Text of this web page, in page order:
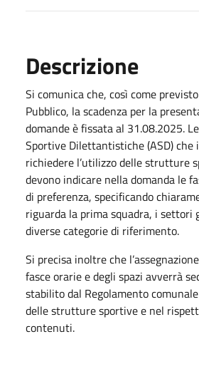
Descrizione
Si comunica che, così come
Pubblico, la scadenza per la
domande è fissata al 31.08.2025.
Sportive Dilettantistiche (ASD) che
richiedere l’utilizzo delle strutture
devono indicare nella domanda le
di preferenza, specificando
riguarda la prima squadra, i settori
diverse categorie di riferimento.
Si precisa inoltre che
fasce orarie e degli spazi avverrà
stabilito dal Regolamento
delle strutture sportive e nel
contenuti.